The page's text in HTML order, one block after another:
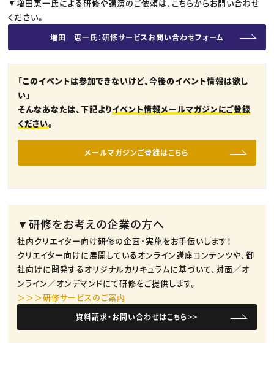
▼増田恵一氏による研修や講演のご依頼は、こちらからお問い合わせ
ください。
増田 恵一氏：研修サービスお問い合わせフォーム
「このイベントは参加できないけど、今後のイベント情報は欲し
い」
そんなあなたは、下記よりイベント情報メールマガジンにご登録
ください。
メールマガジンご登録はこちら
▼研修をお考えの企業の方へ
社内クリエイター向け研修の企画・実施をお手伝いします！
クリエイター向けに展開しているオンライン講座コンテンツや、御
社向けに開発するオリジナルカリキュラムに基づいて、対面／オ
ンライン／オンデマンドにて研修をご提供します。
＞＞＞研修サービスのご案内
資料請求・お問い合わせはこちら>>